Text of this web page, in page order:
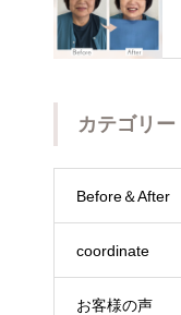
カテゴリー
Before＆After
coordinate
お客様の声